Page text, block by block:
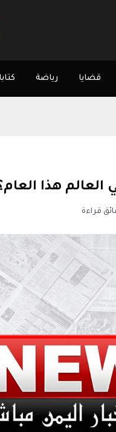
قضايا رياضة
العالم هذا